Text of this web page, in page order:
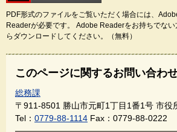
PDF形式のファイルをご覧いただく場合には、
Readerが必要です。
Adobe Readerをお持ちでな
らダウンロードしてください。（無料）
このページに関するお問い合わ
総務課
〒911-8501 勝山市元町1丁目1番1号 市役
Tel： 0779-88-1114 Fax：0779-88-0222